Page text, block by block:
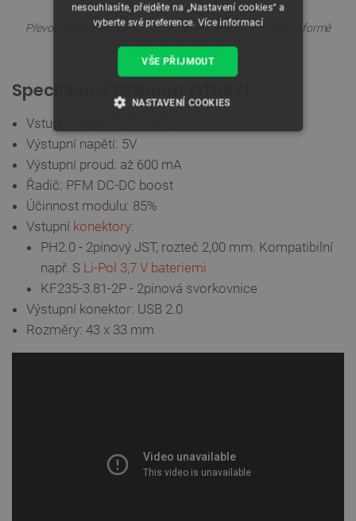
Převodník má pohodlný vstup, snap-in konektor a výstup ve formě
zásuvky USB typu A.
Specifikace DFRobot FIT0471
Vstupní napětí: 0,9 V až 5,0 V
Výstupní napětí: 5V
Výstupní proud: až 600 mA
Řadič: PFM DC-DC boost
Účinnost modulu: 85%
Vstupní konektory:
PH2.0 - 2pinový JST, rozteč 2,00 mm. Kompatibilní
např. S Li-Pol 3,7 V bateriemi
KF235-3.81-2P - 2pinová svorkovnice
Výstupní konektor: USB 2.0
Rozměry: 43 x 33 mm
nesouhlasíte, přejděte na „Nastavení cookies“ a
vyberte své preference. Více informací
VŠE PŘIJMOUT
NASTAVENÍ COOKIES
NEZBYTNĚ NUTNÉ SOUBORY
SOUBORY CÍLENÍ
FUNKČNÍ SOUBORY
Nezbytně nutné soubory
Název
Poskytovatel
Doména